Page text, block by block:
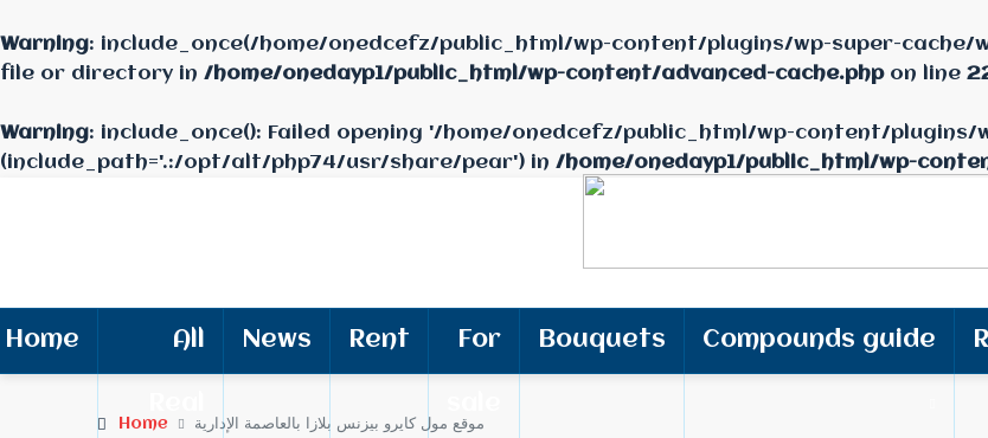
Warning: include_once(/home/onedcefz/public_html/wp-content/plugins/wp-super-cache/
file or directory in /home/onedayp1/public_html/wp-content/advanced-cache.phpon line
Warning: include_once(): Failed opening '/home/onedcefz/public_html/wp-content/plugins/
(include_path='.:/opt/alt/php74/usr/share/pear') in /home/onedayp1/public_html/wp-
Home All News Rent For Bouquets Compounds guide
Home موقع مول كايرو بيزنس بلازا بالعاصمة الإدارية